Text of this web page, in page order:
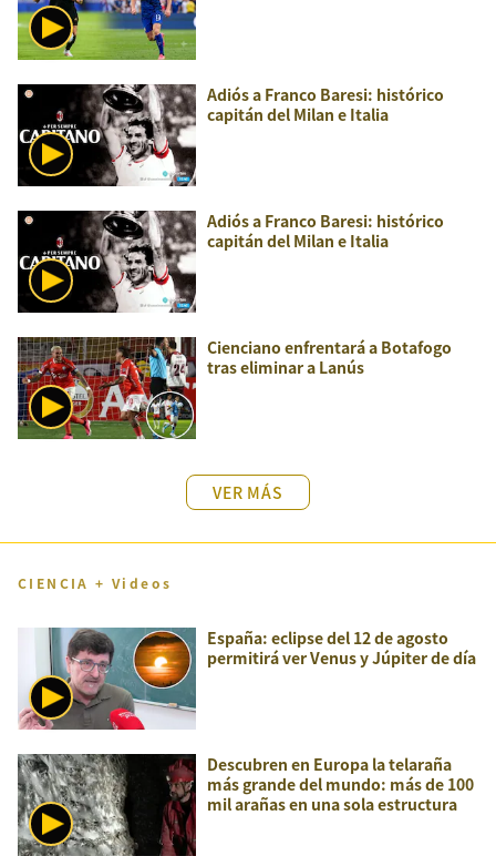
Adiós a Franco Baresi: histórico
capitán del Milan e Italia
Adiós a Franco Baresi: histórico
capitán del Milan e Italia
Cienciano enfrentará a Botafogo
tras eliminar a Lanús
VER MÁS
CIENCIA + Videos
España: eclipse del 12 de agosto
permitirá ver Venus y Júpiter de día
Descubren en Europa la telaraña
más grande del mundo: más de 100
mil arañas en una sola estructura